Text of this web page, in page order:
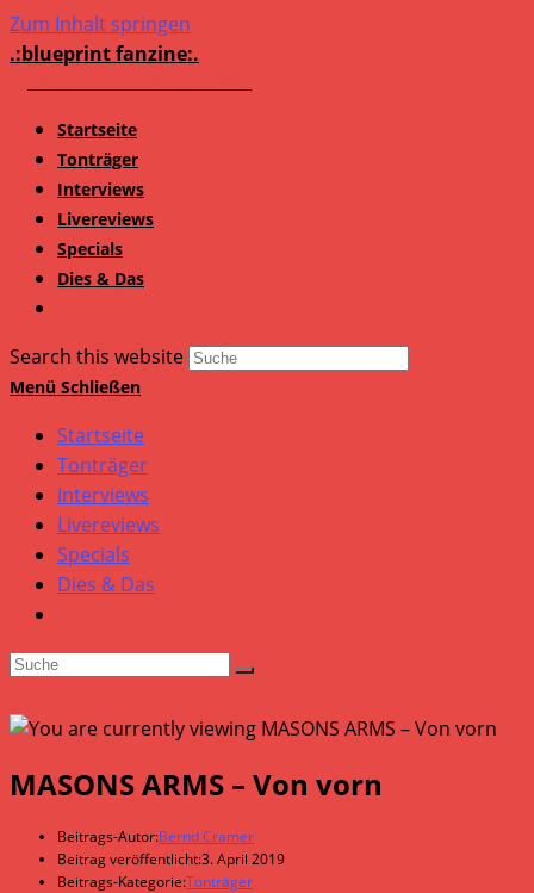
Zum Inhalt springen
.:blueprint fanzine:.
Startseite
Tonträger
Interviews
Livereviews
Specials
Dies & Das
Search this website
Menü Schließen
Startseite
Tonträger
Interviews
Livereviews
Specials
Dies & Das
MASONS ARMS – Von vorn
Beitrags-Autor:Bernd Cramer
Beitrag veröffentlicht:3. April 2019
Beitrags-Kategorie:Tonträger